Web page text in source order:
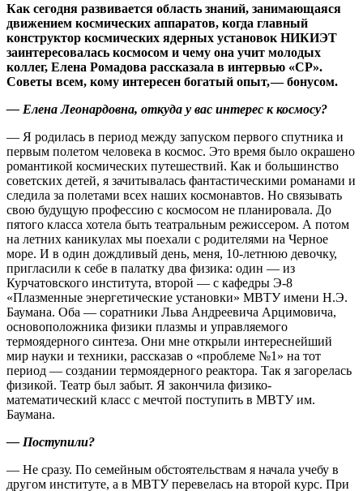
Как сегодня развивается область знаний, занимающаяся
движением космических аппаратов, когда главный
конструктор космических ядерных установок НИКИЭТ
заинтересовалась космосом и чему она учит молодых
коллег, Елена Ромадова рассказала в интервью «СР».
Советы всем, кому интересен богатый опыт, — ​бонусом.
— Елена Леонардовна, откуда у вас интерес к космосу?
— Я родилась в период между запуском первого спутника и
первым полетом человека в космос. Это время было окрашено
романтикой космических путешествий. Как и большинство
советских детей, я зачитывалась фантастическими романами и
следила за полетами всех наших космонавтов. Но связывать
свою будущую профессию с космосом не планировала. До
пятого класса хотела быть театральным режиссером. А потом
на летних каникулах мы поехали с родителями на Черное
море. И в один дождливый день, меня, 10-летнюю девочку,
пригласили к себе в палатку два физика: один — из
Курчатовского института, второй — с кафедры Э-8
«Плазменные энергетические установки» МВТУ имени Н.Э.
Баумана. Оба — соратники Льва Андреевича Арцимовича,
основоположника физики плазмы и управляемого
термоядерного синтеза. Они мне открыли интереснейший
мир науки и техники, рассказав о «проблеме №1» на тот
период — создании термоядерного реактора. Так я загорелась
физикой. Театр был забыт. Я закончила физико-
математический класс с мечтой поступить в МВТУ им.
Баумана.
— Поступили?
— Не сразу. По семейным обстоятельствам я начала учебу в
другом институте, а в МВТУ перевелась на второй курс. При